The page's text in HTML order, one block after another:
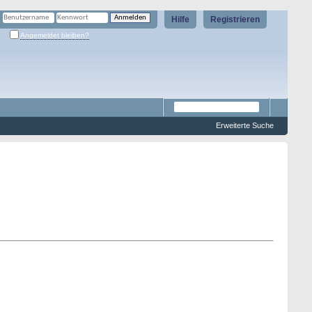
Registrieren
Hilfe
Angemeldet bleiben?
Erweiterte Suche